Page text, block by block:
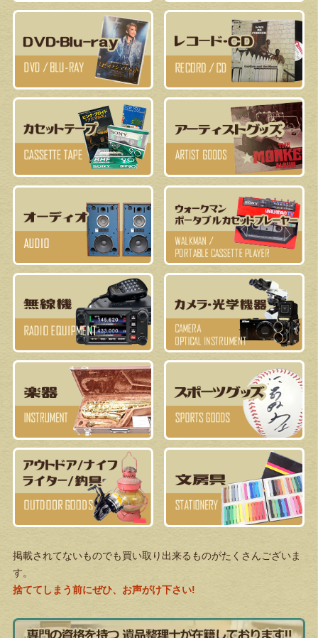
掲載されてないものでも買い取り出来るものがたくさんございま
す。
捨ててしまう前にぜひ、お声がけ下さい!